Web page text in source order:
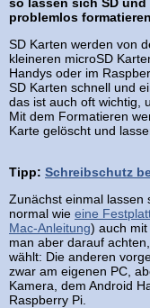
problemlos
SD Karten werden von
kleineren microSD
Handys oder im
SD Karten schnell und
das ist auch oft wichtig,
Mit dem Formatieren
Karte gelöscht und
Tipp: Schreibschutz
Zunächst einmal lassen
normal wie eine
Mac-Anleitung) auch
man aber darauf
wählt: Die anderen
zwar am eigenen PC,
Kamera, dem Android
Raspberry Pi.